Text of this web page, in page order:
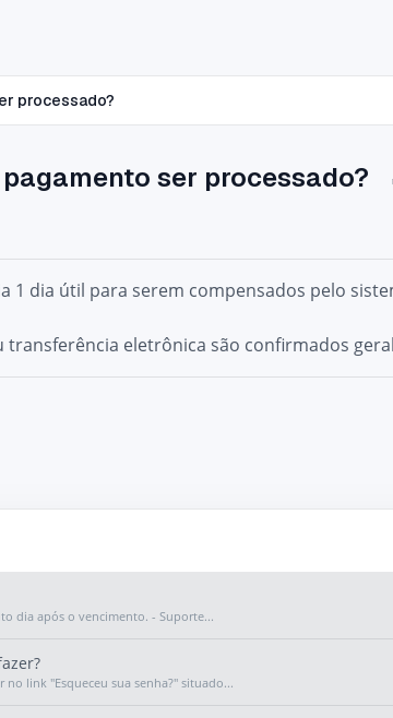
processado?
ser processado?
1 dia útil para serem compensados pelo
transferência eletrônica são confirmados
dia após o vencimento. - Suporte...
no link "Esqueceu sua senha?" situado...